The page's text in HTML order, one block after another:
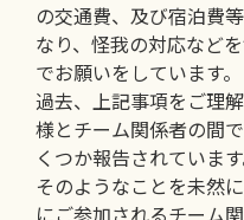
の交通費、及び宿泊費
なり、怪我の対応など
でお願いをしています。
過去、上記事項をご理
様とチーム関係者の間
くつか報告されています
そのようなことを未然